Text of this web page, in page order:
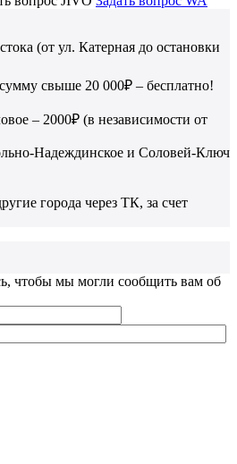
(от ул. Катерная до остановки
свыше 20 000₽ – бесплатно!
– 2000₽ (в независимости от
Надеждинское и Соловей-Ключ
города через ТК, за счет
чтобы мы могли сообщить вам об